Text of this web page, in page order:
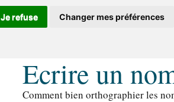
Je refuse Changer mes préférences
Ecrire un
Comment bien orthographier les